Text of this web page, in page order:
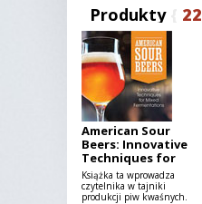
Produkty 22
American Sour
Beers: Innovative
Techniques for
Mixed
Fermentations
Książka ta wprowadza
czytelnika w tajniki
produkcji piw kwaśnych.